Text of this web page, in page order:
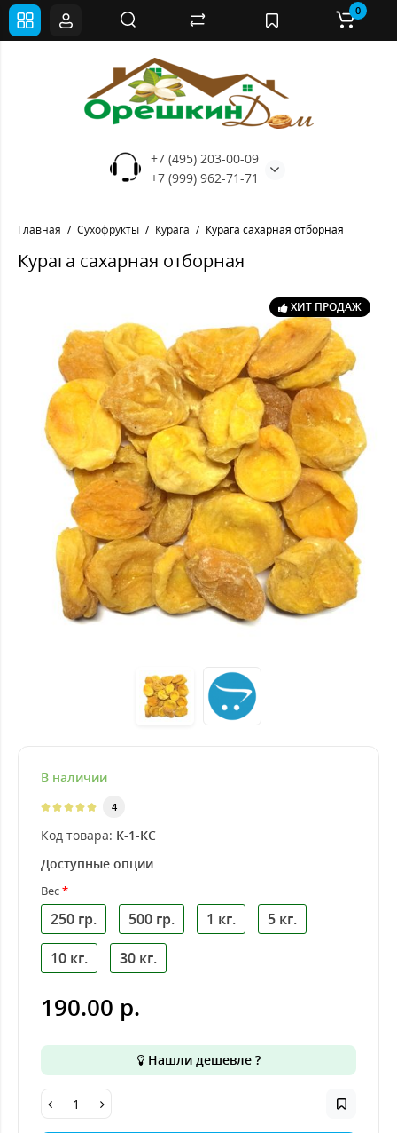
+7 (495) 203-00-09
+7 (999) 962-71-71
0
Главная Сухофрукты Курага Курага сахарная отборная
Курага сахарная отборная
ХИТ ПРОДАЖ
В наличии
4
Код товара: К-1-КС
Доступные опции
Вес
250 гр. 500 гр. 1 кг.
5 кг.
10 кг.
30 кг.
190.00 р.
Нашли дешевле ?